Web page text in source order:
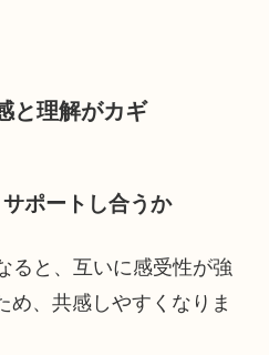
と理解がカギ
ポートし合うか
ると、互いに感受性が強
め、共感しやすくなりま